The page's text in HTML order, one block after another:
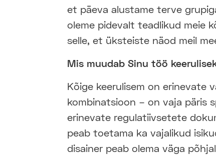
et päeva alustame terve
oleme pidevalt teadlikud meie
selle, et üksteiste näod meil
Mis muudab Sinu töö
Kõige keerulisem on erinevate
kombinatsioon – on vaja päris
erinevate regulatiivsetete
peab toetama ka vajalikud
disainer peab olema väga